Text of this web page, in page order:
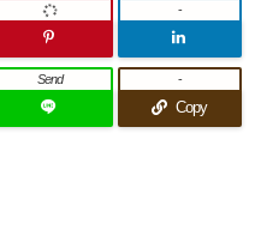
-
Send
Copy
-